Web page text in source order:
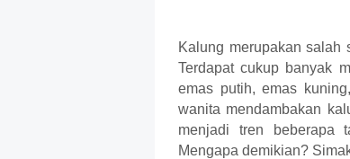
Kalung merupakan salah
Terdapat cukup banyak
emas putih, emas
wanita mendambakan
menjadi tren beberapa
Mengapa demikian?